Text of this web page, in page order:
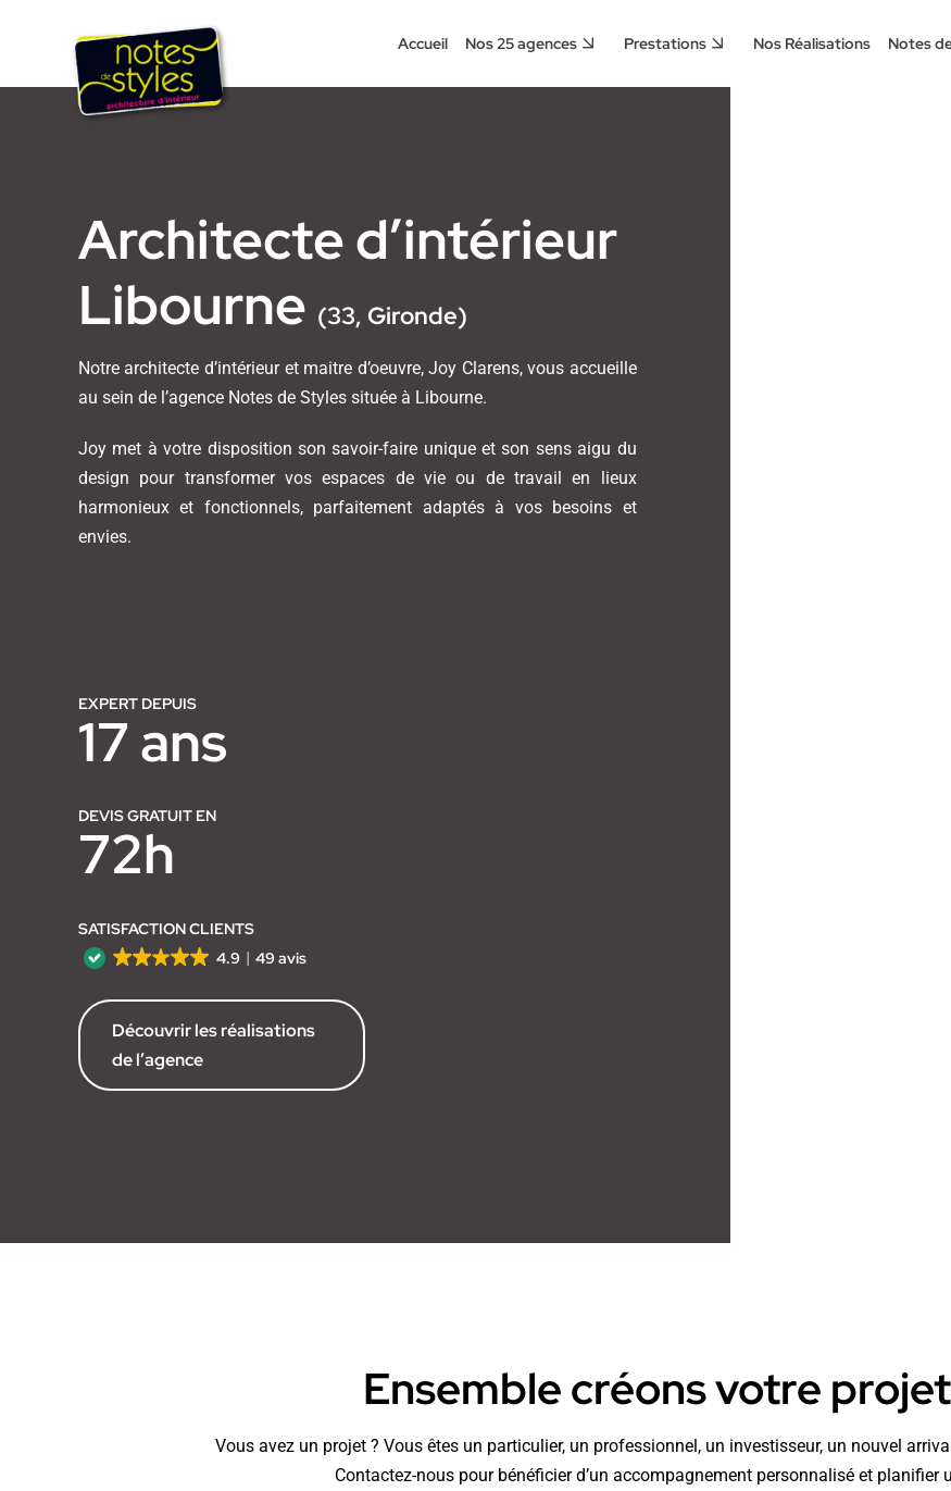
Accueil Nos 25 agences Prestations Nos Réalisations Notes
Architecte d’intérieur
Libourne (33, Gironde)
Notre architecte d’intérieur et maitre d’oeuvre, Joy Clarens, vous accueille
au sein de l’agence Notes de Styles située à Libourne.
Joy met à votre disposition son savoir-faire unique et son sens aigu du
design pour transformer vos espaces de vie ou de travail en lieux
harmonieux et fonctionnels, parfaitement adaptés à vos besoins et
envies.
EXPERT DEPUIS
17 ans
DEVIS GRATUIT EN
72h
SATISFACTION CLIENTS
4.9
49 avis
Découvrir les réalisations
de l’agence
Ensemble créons votre
Vous avez un projet ? Vous êtes un particulier, un professionnel, un investisseur, un nouvel
Contactez-nous pour bénéficier d’un accompagnement personnalisé et planifier